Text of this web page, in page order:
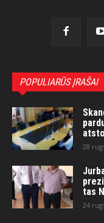
POPULIARŪS ĮRAŠAI
28
tas
24